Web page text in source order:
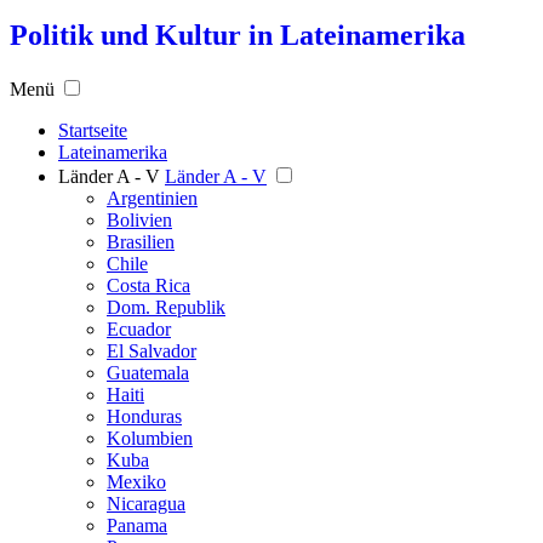
Politik und Kultur in Lateinamerika
Menü
Startseite
Lateinamerika
Länder A - V Länder A - V
Argentinien
Bolivien
Brasilien
Chile
Costa Rica
Dom. Republik
Ecuador
El Salvador
Guatemala
Haiti
Honduras
Kolumbien
Kuba
Mexiko
Nicaragua
Panama